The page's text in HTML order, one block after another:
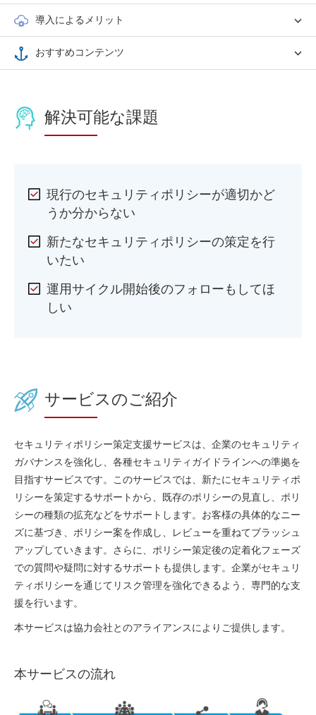
導入によるメリット
おすすめコンテンツ
解決可能な課題
現行のセキュリティポリシーが適切かど
うか分からない
新たなセキュリティポリシーの策定を行
いたい
運用サイクル開始後のフォローもしてほ
しい
サービスのご紹介
セキュリティポリシー策定支援サービスは、企業のセキュリティ
ガバナンスを強化し、各種セキュリティガイドラインへの準拠を
目指すサービスです。このサービスでは、新たにセキュリティポ
リシーを策定するサポートから、既存のポリシーの見直し、ポリ
シーの種類の拡充などをサポートします。お客様の具体的なニー
ズに基づき、ポリシー案を作成し、レビューを重ねてブラッシュ
アップしていきます。さらに、ポリシー策定後の定着化フェーズ
での質問や疑問に対するサポートも提供します。企業がセキュリ
ティポリシーを通じてリスク管理を強化できるよう、専門的な支
援を行います。
本サービスは協力会社とのアライアンスによりご提供します。
本サービスの流れ